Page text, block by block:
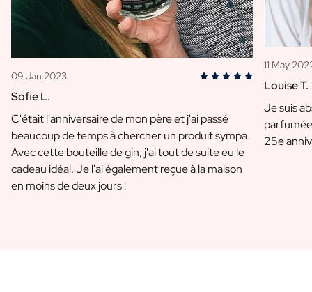
09 Jan 2023
Sofie L.
C'était l'anniversaire de mon père et j'ai passé
beaucoup de temps à chercher un produit sympa.
Avec cette bouteille de gin, j'ai tout de suite eu le
cadeau idéal. Je l'ai également reçue à la maison
en moins de deux jours !
11 May
Louise T.
Je suis
25e